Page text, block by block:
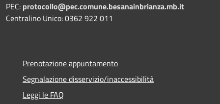
PEC: protocollo@pec.comune.besanainbrianza.mb.it
Centralino Unico: 0362 922 011
Prenotazione appuntamento
Segnalazione disservizio/inaccessibilità
Leggi le FAQ